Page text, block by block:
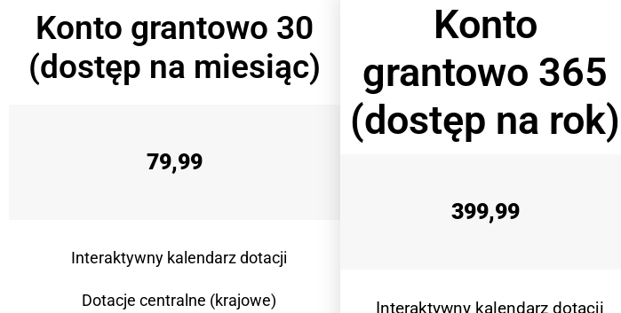
Konto grantowo 30
(dostęp na miesiąc)
79,99
Interaktywny kalendarz dotacji
Dotacje centralne (krajowe)
Konto
grantowo 365
(dostęp na rok)
399,99
Interaktywny kalendarz dotacji